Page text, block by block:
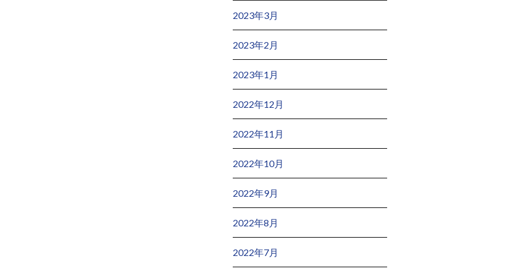
2023年3月
2023年2月
2023年1月
2022年12月
2022年11月
2022年10月
2022年9月
2022年8月
2022年7月